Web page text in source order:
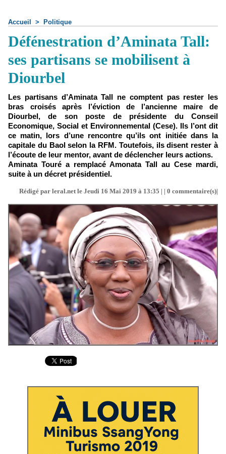
Accueil > Politique
Défénestration d’Aminata Tall:
ses partisans se mobilisent à
Diourbel
Les partisans d’Aminata Tall ne comptent pas rester les
bras croisés après l’éviction de l’ancienne maire de
Diourbel, de son poste de présidente du Conseil
Economique, Social et Environnemental (Cese). Ils l’ont dit
ce matin, lors d’une rencontre qu’ils ont initiée dans la
capitale du Baol selon la RFM. Toutefois, ils disent rester à
l’écoute de leur mentor, avant de déclencher leurs actions.
Aminata Touré a remplacé Amonata Tall au Cese mardi,
suite à un décret présidentiel.
Rédigé par leral.net le Jeudi 16 Mai 2019 à 13:35 | | 0 commentaire(s)|